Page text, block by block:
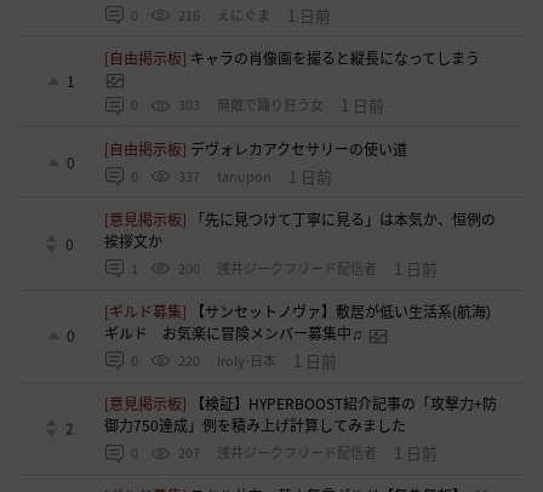
0 216 えにぐま 1 日前
1
[自由掲示板] キャラの肖像画を撮ると縦長になってしまう
0 303 無敵で踊り狂う女 1 日前
0
[自由掲示板] デヴォレカアクセサリーの使い道
0 337 tanupon 1 日前
0
[意見掲示板]
「先に見つけて丁寧に見る」は本気か、恒例の
挨拶文か
1 200 浅井ジークフリード配信者 1 日前
0
[ギルド募集]
【サンセットノヴァ】敷居が低い生活系(航海)
ギルド お気楽に冒険メンバー募集中♫
0 220 Iroly-日本 1 日前
2
[意見掲示板]
【検証】HYPERBOOST紹介記事の「攻撃力+防
御力750達成」例を積み上げ計算してみました
0 207 浅井ジークフリード配信者 1 日前